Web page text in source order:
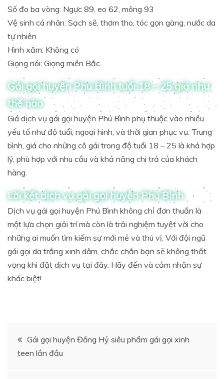
Số đo ba vòng: Ngực 89, eo 62, mông 93
Vệ sinh cá nhân: Sạch sẽ, thơm tho, tóc gọn gàng, nước da
tự nhiên
Hình xăm: Không có
Giọng nói: Giọng miền Bắc
Gái gọi huyện Phú Bình tuổi 18 – 25 giá như
thế nào
Giá dịch vụ gái gọi huyện Phú Bình phụ thuộc vào nhiều
yếu tố như độ tuổi, ngoại hình, và thời gian phục vụ. Trung
bình, giá cho những cô gái trong độ tuổi 18 – 25 là khá hợp
lý, phù hợp với nhu cầu và khả năng chi trả của khách
hàng.
Lời kết dịch vụ gái gọi huyện Phú Bình
Dịch vụ gái gọi huyện Phú Bình không chỉ đơn thuần là
một lựa chọn giải trí mà còn là trải nghiệm tuyệt vời cho
những ai muốn tìm kiếm sự mới mẻ và thú vị. Với đội ngũ
gái gọi da trắng xinh dâm, chắc chắn bạn sẽ không thất
vọng khi đặt dịch vụ tại đây. Hãy đến và cảm nhận sự
khác biệt!
Điều
hướng
Gái gọi huyện Đồng Hỷ siêu phẩm gái gọi xinh
teen lần đầu